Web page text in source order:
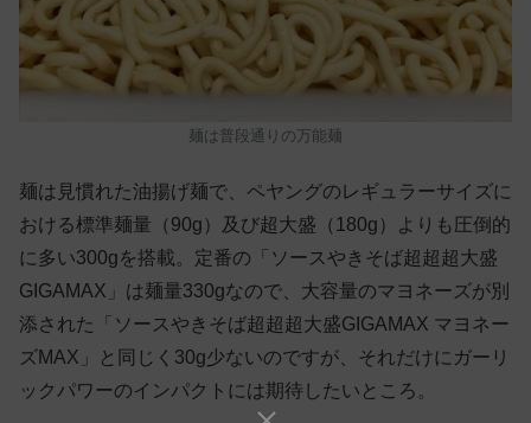
麺は普段通りの万能麺
麺は見慣れた油揚げ麺で、ペヤングのレギュラーサイズに
おける標準麺量（90g）及び超大盛（180g）よりも圧倒的
に多い300gを搭載。定番の「ソースやきそば超超超大盛
GIGAMAX」は麺量330gなので、大容量のマヨネーズが別
添された「ソースやきそば超超超大盛GIGAMAX マヨネー
ズMAX」と同じく30g少ないのですが、それだけにガーリ
ックパワーのインパクトには期待したいところ。